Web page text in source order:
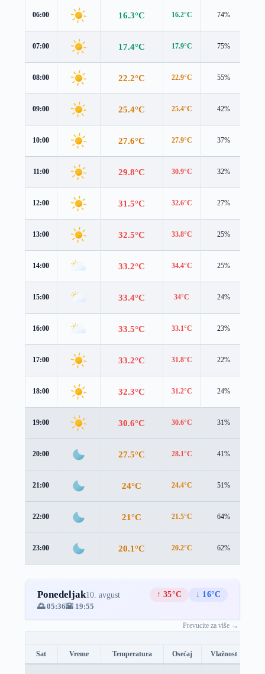
06:00 16.3°C 16.2°C 74%
07:00 17.4°C 17.9°C 75%
08:00 22.2°C 22.9°C 55%
09:00 25.4°C 25.4°C 42%
10:00 27.6°C 27.9°C 37%
11:00 29.8°C 30.9°C 32%
12:00 31.5°C 32.6°C 27%
13:00 32.5°C 33.8°C 25%
14:00 33.2°C 34.4°C 25%
15:00 33.4°C 34°C 24%
16:00 33.5°C 33.1°C 23%
17:00 33.2°C 31.8°C 22%
18:00 32.3°C 31.2°C 24%
19:00 30.6°C 30.6°C 31%
20:00 27.5°C 28.1°C 41%
21:00 24°C 24.4°C 51%
22:00 21°C 21.5°C 64%
23:00 20.1°C 20.2°C 62%
Ponedeljak10. avgust ↑ 35°C
↓ 16°C
🌅 05:36🌇 19:55
Prevucite za više →
Sat Vreme Temperatura Osećaj Vlažnost